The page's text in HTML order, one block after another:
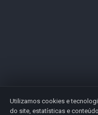
Utilizamos cookies e
do site, estatísticas e